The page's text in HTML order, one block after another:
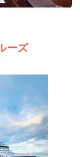
ーズ